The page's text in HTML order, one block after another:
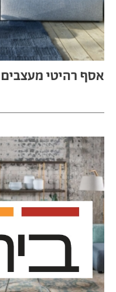
אסף רהיטי מעצבים